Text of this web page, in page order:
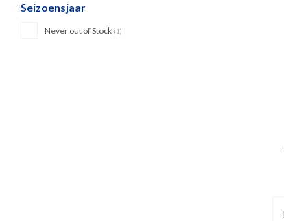
Seizoensjaar
Never out of Stock (1)